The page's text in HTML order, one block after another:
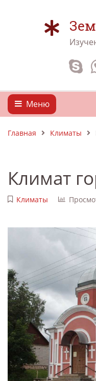
Меню
Главная Климаты
Климат
Климаты